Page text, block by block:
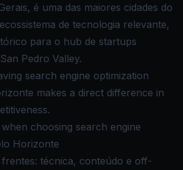
é uma das maiores cidades do
de tecnologia relevante,
para o hub de startups
Pedro Valley.
search engine optimization
makes a direct difference in
choosing search engine
Horizonte
técnica, conteúdo e off-